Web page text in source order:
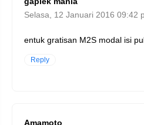
Selasa, 12 Januari 2016 09:42
entuk gratisan M2S modal isi
Reply
Amamoto